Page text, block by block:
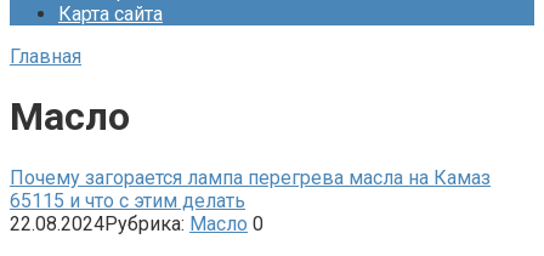
Карта сайта
Главная
Масло
Почему загорается лампа перегрева масла на Камаз
65115 и что с этим делать
22.08.2024Рубрика: Масло 0